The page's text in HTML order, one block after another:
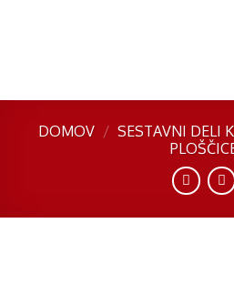
DOMOV / SESTAVNI DELI